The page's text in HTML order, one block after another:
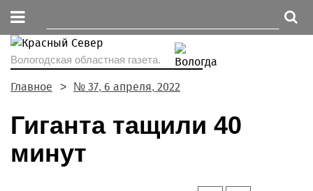
Вологодская областная газета.
Главное № 37, 6 апреля, 2022
Гиганта тащили 40
минут